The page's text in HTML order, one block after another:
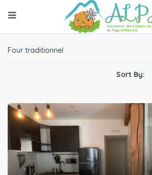
Four traditionnel
Sort By: